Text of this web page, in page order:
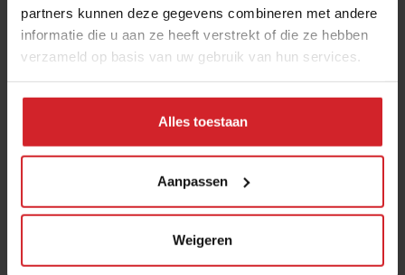
partners kunnen deze gegevens combineren met andere
informatie die u aan ze heeft verstrekt of die ze hebben
verzameld op basis van uw gebruik van hun services.
Alles toestaan
Aanpassen
Weigeren
Eindhovense kroegbaas kan weer plannen maken
25 mei 2020 | 2 min